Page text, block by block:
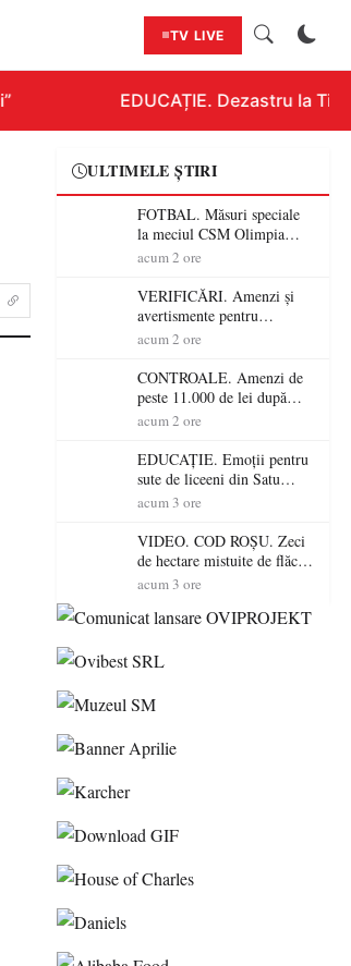
TV LIVE
EDUCAȚIE. Dezastru la
ULTIMELE ȘTIRI
FOTBAL. Măsuri speciale
la meciul CSM Olimpia
Satu Mare – CSM Reșița!
avertismente clare pentru
suporteri
acum 2 ore
VERIFICĂRI. Amenzi și
avertismente pentru
crescătorii de animale din
controale în toate
gospodăriile și face apel la
respectarea legii
acum 2 ore
CONTROALE. Amenzi de
peste 11.000 de lei după
controalele DSVSA Satu
cantină, sancționate pentru
nereguli
acum 2 ore
EDUCAȚIE. Emoții pentru
sute de liceeni din Satu
Mare! Începe BAC-ul de
acum 3 ore
VIDEO. COD ROȘU. Zeci
de hectare mistuite de flăcări
în Satu Mare! Pompierii au
contracronometru pentru a
acum 3 ore